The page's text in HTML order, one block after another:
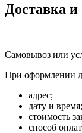
Доставка и
Самовывоз или
При оформлении
адрес;
дату и время;
стоимость
способ